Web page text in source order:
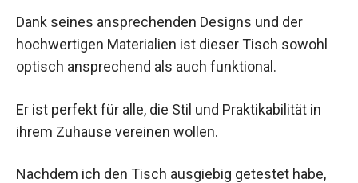
Dank seines ansprechenden Designs und der
hochwertigen Materialien ist dieser Tisch sowohl
optisch ansprechend als auch funktional.
Er ist perfekt für alle, die Stil und Praktikabilität in
ihrem Zuhause vereinen wollen.
Nachdem ich den Tisch ausgiebig getestet habe,